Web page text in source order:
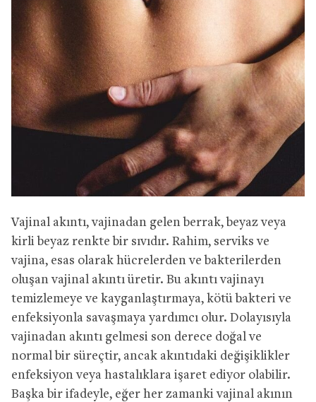
Vajinal akıntı, vajinadan gelen berrak, beyaz veya
kirli beyaz renkte bir sıvıdır. Rahim, serviks ve
vajina, esas olarak hücrelerden ve bakterilerden
oluşan vajinal akıntı üretir. Bu akıntı vajinayı
temizlemeye ve kayganlaştırmaya, kötü bakteri ve
enfeksiyonla savaşmaya yardımcı olur. Dolayısıyla
vajinadan akıntı gelmesi son derece doğal ve
normal bir süreçtir, ancak akıntıdaki değişiklikler
enfeksiyon veya hastalıklara işaret ediyor olabilir.
Başka bir ifadeyle, eğer her zamanki vajinal akının